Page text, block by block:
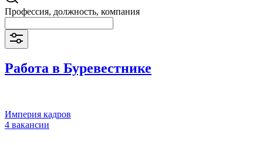
Профессия, должность, компания
Работа в Буревестнике
Империя кадров
4 вакансии